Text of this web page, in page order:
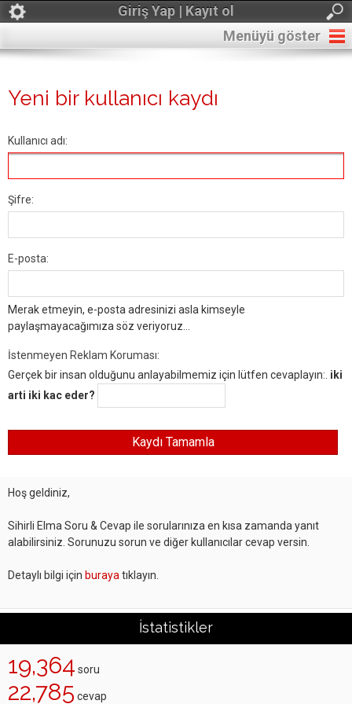
Giriş Yap | Kayıt ol
Menüyü göster
Yeni bir kullanıcı kaydı
Kullanıcı adı:
Şifre:
E-posta:
Merak etmeyin, e-posta adresinizi asla kimseyle
paylaşmayacağımıza söz veriyoruz...
İstenmeyen Reklam Koruması:
Gerçek bir insan olduğunu anlayabilmemiz için lütfen cevaplayın:. iki
arti iki kac eder?
Hoş geldiniz,
Sihirli Elma Soru & Cevap ile sorularınıza en kısa zamanda yanıt
alabilirsiniz. Sorunuzu sorun ve diğer kullanıcılar cevap versin.
Detaylı bilgi için buraya tıklayın.
İstatistikler
19,364 soru
22,785 cevap